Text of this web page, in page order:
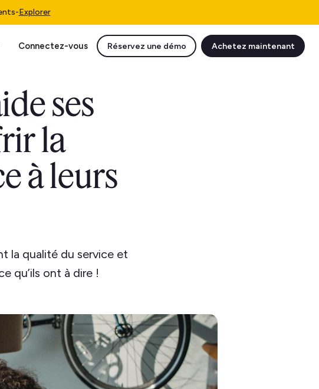
-Explorer
Connectez-vous Réservez une démo Achetez maintenant
ses
la
à leurs
la qualité du service et
qu’ils ont à dire !